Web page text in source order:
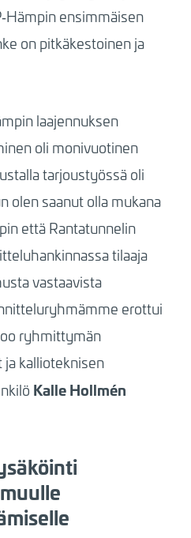
ensimmäisen
on pitkäkestoinen ja
laajennuksen
oli monivuotinen
tarjoustyössä oli
olen saanut olla mukana
että Rantatunnelin
tilaaja
vastaavista
erottui
ryhmittymän
kallioteknisen
Kalle Hollmén